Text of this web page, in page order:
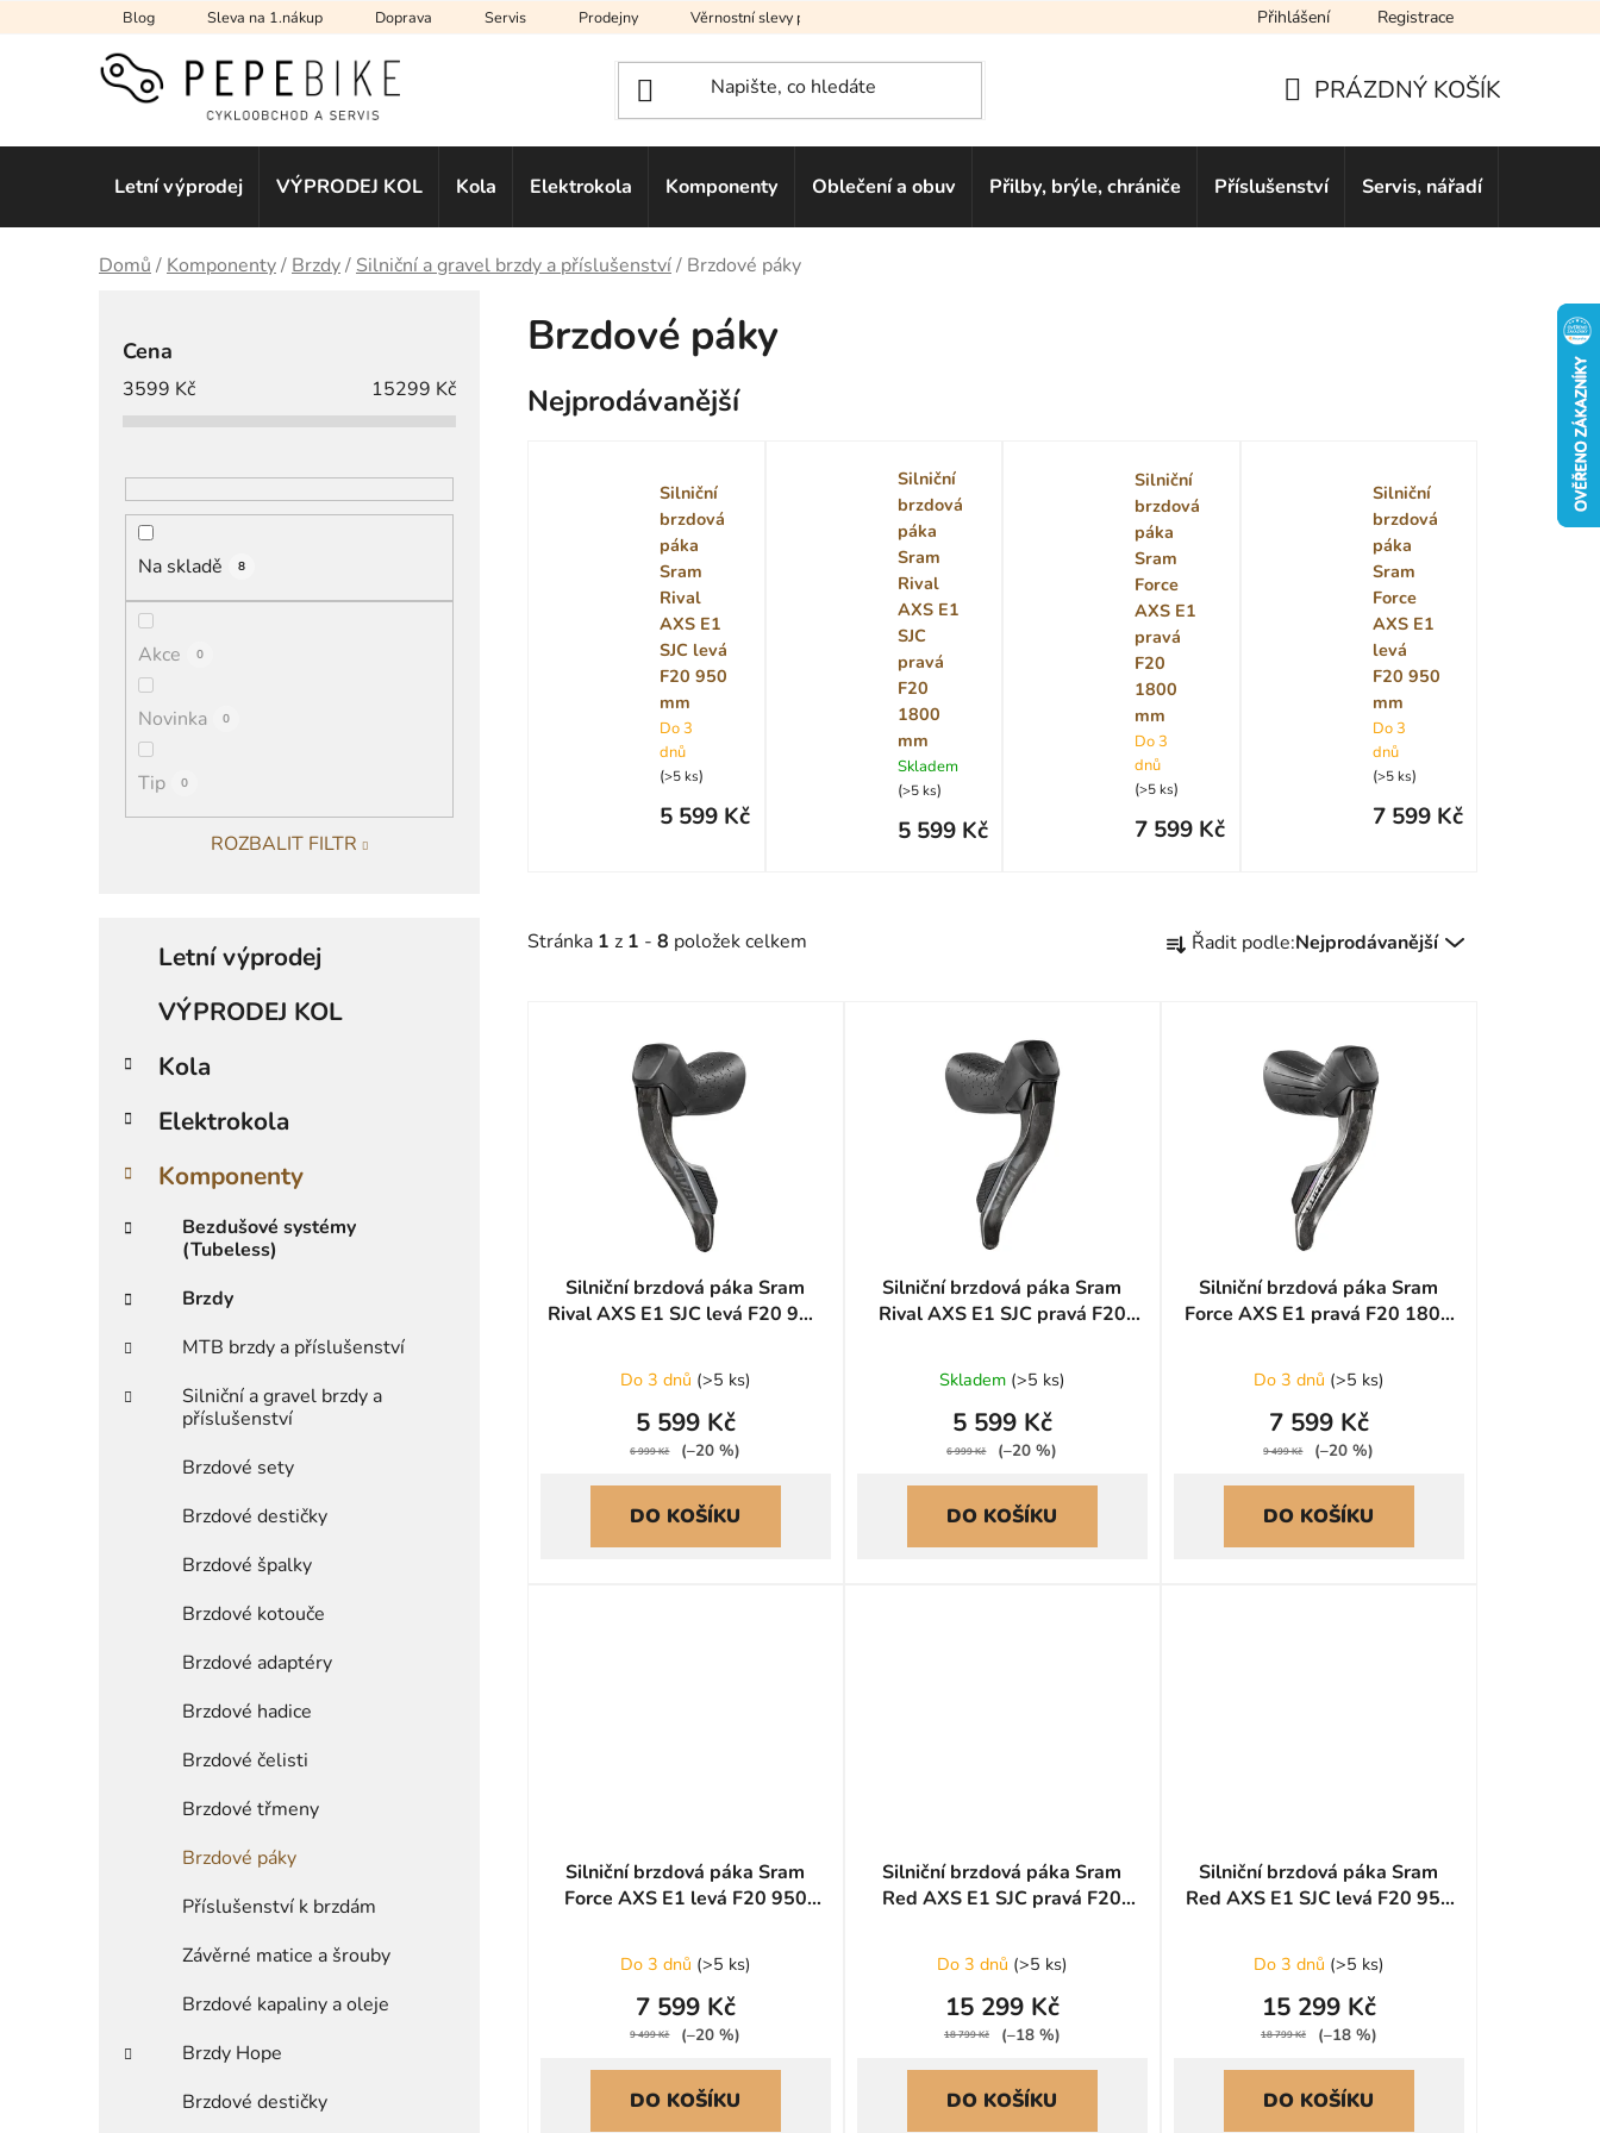
na
Blog Sleva na 1.nákup Doprava Servis Prodejny Věrnostní slevy pro vás Obchodní podmínky
Přihlášení Registrace
KOŠÍK
PRÁZDNÝ KOŠÍK
Letní výprodej VÝPRODEJ KOL Kola Elektrokola Komponenty Oblečení a obuv Přilby, brýle, chrániče Příslušenství Servis, nářadí
Domů / Komponenty/ Brzdy/ Silniční a gravel brzdy a příslušenství/ Brzdové páky
Cena
3599 Kč 15299 Kč
Na skladě 8
Akce 0
Novinka 0
Tip 0
ROZBALIT FILTR
kategorieLetní výprodej
VÝPRODEJ KOL
Kola
Elektrokola
Komponenty
Bezdušové systémy
(Tubeless)
Brzdy
MTB brzdy a příslušenství
Silniční a gravel brzdy a
příslušenství
Brzdové sety
Brzdové destičky
Brzdové špalky
Brzdové kotouče
Brzdové adaptéry
Brzdové hadice
Brzdové čelisti
Brzdové třmeny
Brzdové páky
Příslušenství k brzdám
Závěrné matice a šrouby
Brzdové kapaliny a oleje
Brzdy Hope
Brzdové destičky
Brzdové páky
Nejprodávanější
Silniční
brzdová
páka
Sram
Rival
AXS E1
SJC levá
F20 950
mm
Do 3
dnů
(>5 ks)
5 599 Kč
Silniční
brzdová
páka
Sram
Rival
AXS E1
SJC
pravá
F20
1800
mm
Skladem
(>5 ks)
5 599 Kč
Silniční
brzdová
páka
Sram
Force
AXS E1
pravá
F20
1800
mm
Do 3
dnů
(>5 ks)
7 599 Kč
Silniční
brzdová
páka
Sram
Force
AXS E1
levá
F20 950
mm
Do 3
dnů
(>5 ks)
7 599 Kč
Stránka 1 z 1 - 8 položek celkem
a Řadit podle:Nejprodávanější
Silniční brzdová páka Sram
Rival AXS E1 SJC levá F20 950
Do 3 dnů (>5 ks)
5 599 Kč
6 999 Kč (–20 %)
DO KOŠÍKU
Silniční brzdová páka Sram
Rival AXS E1 SJC pravá F20
Skladem (>5 ks)
5 599 Kč
6 999 Kč (–20 %)
DO KOŠÍKU
Silniční brzdová páka Sram
Force AXS E1 pravá F20 1800
Do 3 dnů (>5 ks)
7 599 Kč
9 499 Kč (–20 %)
DO KOŠÍKU
Silniční brzdová páka Sram
Force AXS E1 levá F20 950
Do 3 dnů (>5 ks)
7 599 Kč
9 499 Kč (–20 %)
DO KOŠÍKU
Silniční brzdová páka Sram
Red AXS E1 SJC pravá F20
Do 3 dnů (>5 ks)
15 299 Kč
18 799 Kč (–18 %)
DO KOŠÍKU
Silniční brzdová páka Sram
Red AXS E1 SJC levá F20 950
Do 3 dnů (>5 ks)
15 299 Kč
18 799 Kč (–18 %)
DO KOŠÍKU